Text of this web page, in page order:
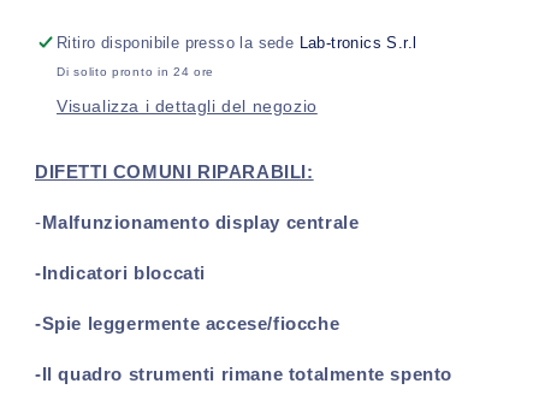
Fiat
Ducato
(250)
2014)
Fiat
Ducato
(250)
2014)
Ritiro disponibile presso la sede Lab-tronics S.r.l
Di solito pronto in 24 ore
Visualizza i dettagli del negozio
DIFETTI COMUNI RIPARABILI:
-Malfunzionamento display centrale
-Indicatori bloccati
-Spie leggermente accese/fiocche
-Il quadro strumenti rimane totalmente spento